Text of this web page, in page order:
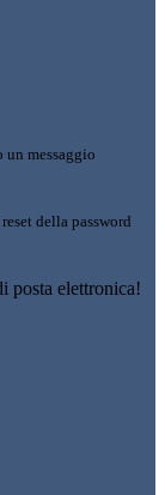
un messaggio
della password
posta elettronica!